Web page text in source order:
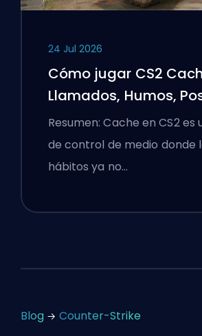
24 Jul 2026
Cómo jugar CS2
Llamados, Humos,
y Consejos Premier
Resumen: Cache en CS2 es
de control de medio donde
hábitos ya no…
Blog Counter-Strike